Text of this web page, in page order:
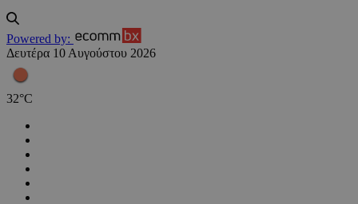
Powered by:
Δευτέρα 10 Αυγούστου 2026
32°C